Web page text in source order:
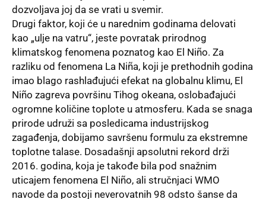
dozvoljava joj da se vrati u svemir.
Drugi faktor, koji će u narednim godinama delovati
kao „ulje na vatru“, jeste povratak prirodnog
klimatskog fenomena poznatog kao El Niño. Za
razliku od fenomena La Niña, koji je prethodnih godina
imao blago rashlađujući efekat na globalnu klimu, El
Niño zagreva površinu Tihog okeana, oslobađajući
ogromne količine toplote u atmosferu. Kada se snaga
prirode udruži sa posledicama industrijskog
zagađenja, dobijamo savršenu formulu za ekstremne
toplotne talase. Dosadašnji apsolutni rekord drži
2016. godina, koja je takođe bila pod snažnim
uticajem fenomena El Niño, ali stručnjaci WMO
navode da postoji neverovatnih 98 odsto šanse da